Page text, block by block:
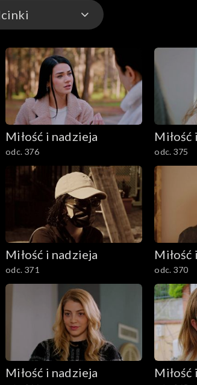
Miłość i nadzieja
odc. 376
Miłość
odc. 375
Miłość i nadzieja
odc. 371
Miłość
odc. 370
Miłość i nadzieja Miłość